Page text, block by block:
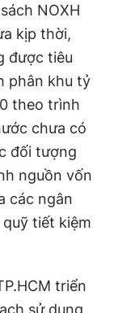
NOXH
kịp thời,
được tiêu
phân khu tỷ
theo trình
chưa có
đối tượng
nguồn vốn
các ngân
tiết kiệm
triển
sử dụng